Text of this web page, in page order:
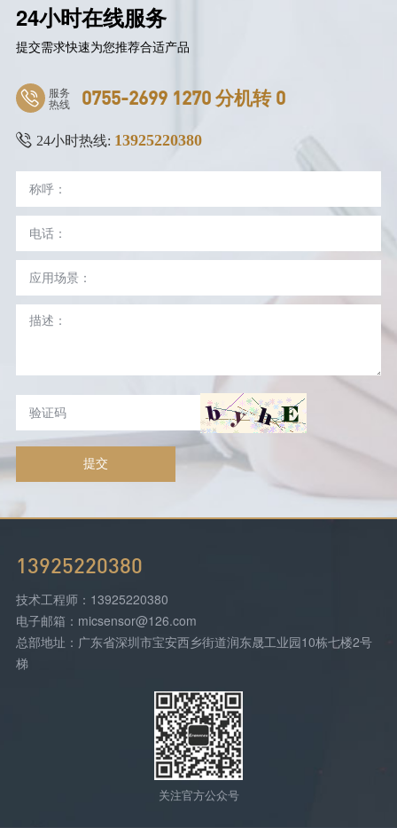
24小时在线服务
提交需求快速为您推荐合适产品
服务
热线 0755-2699 1270 分机转 0
24小时热线: 13925220380
提交
13925220380
技术工程师：13925220380
电子邮箱：micsensor@126.com
总部地址：广东省深圳市宝安西乡街道润东晟工业园10栋七楼2号
梯
关注官方公众号